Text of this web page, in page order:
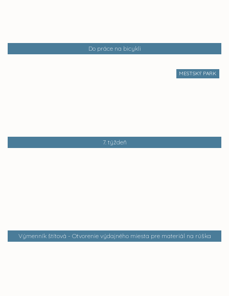
Do práce na bicykli
MESTSKÝ PARK
7. týždeň
Výmenník štítová - Otvorenie výdajného miesta pre materiál na rúška